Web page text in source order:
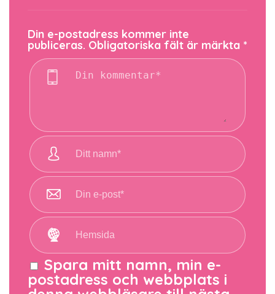
Din e-postadress kommer inte
publiceras. Obligatoriska fält är märkta *
Spara mitt namn, min e-
postadress och webbplats i